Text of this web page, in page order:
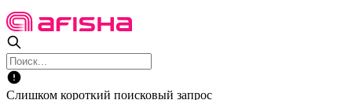
Слишком короткий поисковый запрос